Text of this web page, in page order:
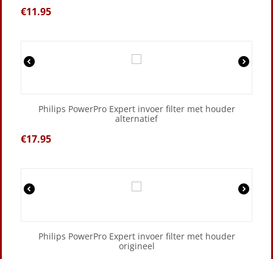
€11.95
Philips PowerPro Expert invoer filter met houder
alternatief
€17.95
Philips PowerPro Expert invoer filter met houder
origineel